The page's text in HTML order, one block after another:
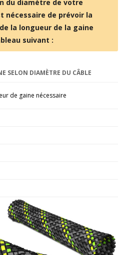
du diamètre de votre
nécessaire de prévoir la
la longueur de la gaine
suivant :
SELON DIAMÈTRE DU CÂBLE
de gaine nécessaire